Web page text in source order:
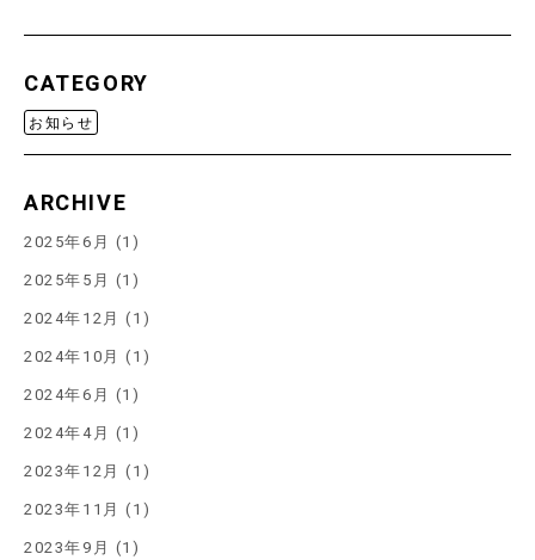
CATEGORY
お知らせ
ARCHIVE
2025年6月 (1)
2025年5月 (1)
2024年12月 (1)
2024年10月 (1)
2024年6月 (1)
2024年4月 (1)
2023年12月 (1)
2023年11月 (1)
2023年9月 (1)